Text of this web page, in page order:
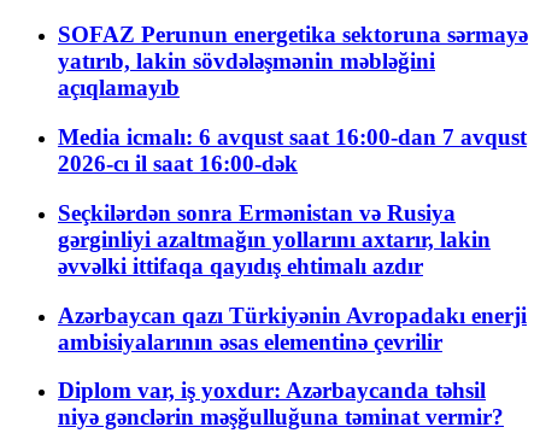
SOFAZ Perunun energetika sektoruna sərmayə
yatırıb, lakin sövdələşmənin məbləğini
açıqlamayıb
Media icmalı: 6 avqust saat 16:00-dan 7 avqust
2026-cı il saat 16:00-dək
Seçkilərdən sonra Ermənistan və Rusiya
gərginliyi azaltmağın yollarını axtarır, lakin
əvvəlki ittifaqa qayıdış ehtimalı azdır
Azərbaycan qazı Türkiyənin Avropadakı enerji
ambisiyalarının əsas elementinə çevrilir
Diplom var, iş yoxdur: Azərbaycanda təhsil
niyə gənclərin məşğulluğuna təminat vermir?